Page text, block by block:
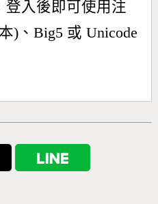
登入後即可使用注
)、Big5 或 Unicode